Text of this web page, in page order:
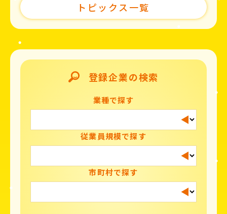
トピックス一覧
登録企業の検索
業種で探す
従業員規模で探す
市町村で探す